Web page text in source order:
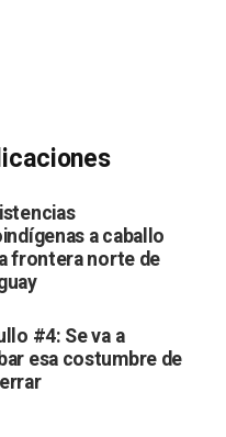
a caballo
frontera norte de
#4: Se va a
esa costumbre de